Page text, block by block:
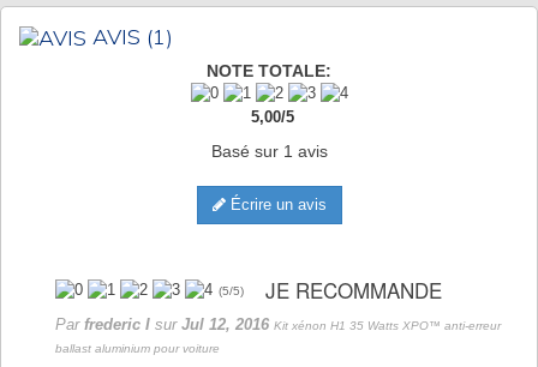
AVIS (1)
NOTE TOTALE:
5,00/5
Basé sur 1 avis
Écrire un avis
(5/5) JE RECOMMANDE
Par frederic I sur Jul 12, 2016 Kit xénon H1 35 Watts XPO™ anti-erreur
ballast aluminium pour voiture